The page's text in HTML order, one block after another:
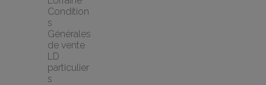
Condition
s
Générales
de vente
LD
particulier
s